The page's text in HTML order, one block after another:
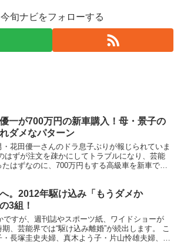
今旬ナビをフォローする
一が700万円の新車購入！母・景子の
ダメなパターン
花田優一さんのドラ息子ぶりが報じられていま
はずが注文を疎かにしてトラブルになり、芸能
はずなのに、700万円もする高級車を新車で購
。2012年駆け込み「もうダメか
3組！
ですが、週刊誌やスポーツ紙、ワイドショーが
、芸能界では“駆け込み離婚”が続出します。 こ
長塚圭史夫婦、真木よう子・片山怜雄夫婦、檀